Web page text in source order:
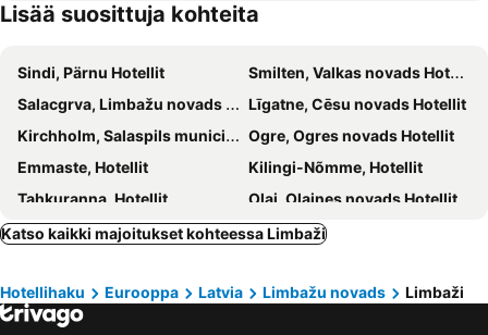
Lisää suosittuja kohteita
Sindi, Pärnu Hotellit
Smilten, Valkas novads Hotellit
Salacgrva, Limbažu novads Hotellit
Līgatne, Cēsu novads Hotellit
Kirchholm, Salaspils municipality Hotellit
Ogre, Ogres novads Hotellit
Emmaste, Hotellit
Kilingi-Nõmme, Hotellit
Tahkuranna, Hotellit
Olai, Olaines novads Hotellit
Lennewarden, Lielvārdes novads Hotellit
Taheva, Hotellit
Jūrmala, Jurmala Hotellit
Häädemeeste, Hotellit
Valga, Valga Hotellit
Katso kaikki majoitukset kohteessa Limbaži
Hotellihaku Eurooppa Latvia Limbažu novads Limbaži